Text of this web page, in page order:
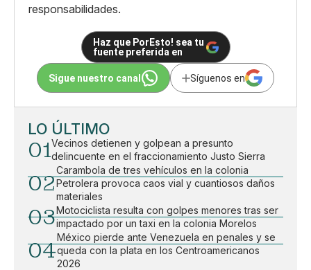
responsabilidades.
Haz que PorEsto! sea tu
fuente preferida en
Sigue nuestro canal Síguenos en
LO ÚLTIMO
01Vecinos detienen y golpean a presunto
delincuente en el fraccionamiento Justo Sierra
02
Carambola de tres vehículos en la colonia
Petrolera provoca caos vial y cuantiosos daños
materiales
03Motociclista resulta con golpes menores tras ser
impactado por un taxi en la colonia Morelos
04
México pierde ante Venezuela en penales y se
queda con la plata en los Centroamericanos
2026